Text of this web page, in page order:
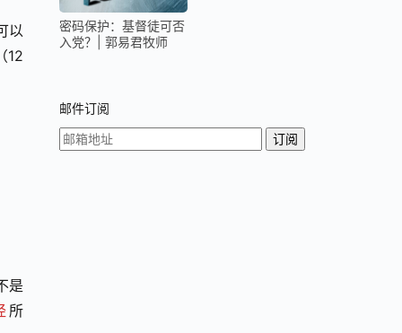
以
12
是
所
密码保护：基督徒可否
入党？| 郭易君牧师
邮件订阅